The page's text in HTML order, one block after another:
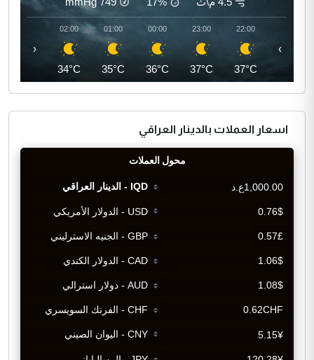
22:00
37°C
23:00
37°C
00:00
36°C
01:00
35°C
02:00
34°C
‹ ›
اسعار العملات بالدينار العراقي